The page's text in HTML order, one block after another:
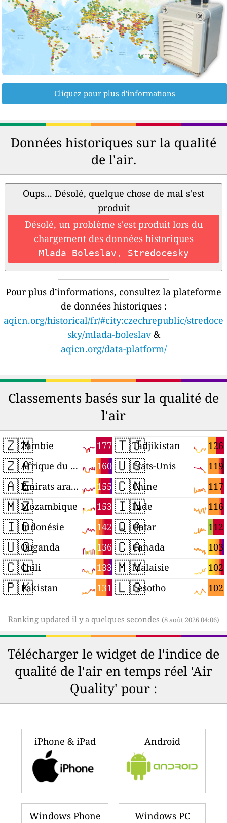
Cliquez pour plus d'informations
Données historiques sur la qualité
de l'air.
Oups... Désolé, quelque chose de mal s'est
produit
Désolé, un problème s'est produit lors du
chargement des données historiques
Mlada Boleslav, Stredocesky
Pour plus d’informations, consultez la plateforme
de données historiques :
aqicn.org/historical/fr/#city:czechrepublic/stredoce
sky/mlada-boleslav&
aqicn.org/data-platform/
Classements basés sur la qualité de
l'air
🇿🇲 177
Zambie
🇿🇦 160
Afrique du Sud
🇦🇪 155
Émirats arabes unis
🇲🇿 153
Mozambique
🇮🇩 142
Indonésie
🇺🇬 136
Ouganda
🇨🇱 133
Chili
🇵🇰 131
Pakistan
🇹🇯 126
Tadjikistan
🇺🇸 119
États-Unis
🇨🇳 117
Chine
🇮🇳 116
Inde
🇶🇦 112
Qatar
🇨🇦 103
Canada
🇲🇾 102
Malaisie
🇱🇸 102
Lesotho
Ranking updated il y a quelques secondes (8 août 2026 04:06)
Télécharger le widget de l'indice de
qualité de l'air en temps réel 'Air
Quality' pour :
iPhone & iPad Android
Windows Phone Windows PC